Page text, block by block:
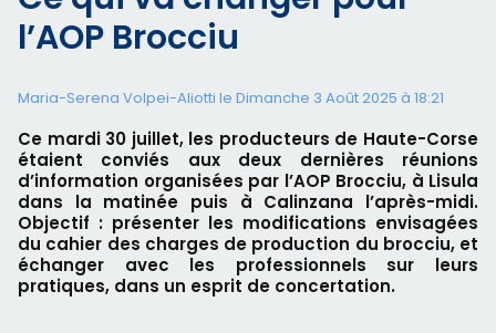
l’AOP Brocciu
Maria-Serena Volpei-Aliotti le Dimanche 3 Août 2025 à 18:21
Ce mardi 30 juillet, les producteurs de Haute-Corse
étaient conviés aux deux dernières réunions
d’information organisées par l’AOP Brocciu, à Lisula
dans la matinée puis à Calinzana l’après-midi.
Objectif : présenter les modifications envisagées
du cahier des charges de production du brocciu, et
échanger avec les professionnels sur leurs
pratiques, dans un esprit de concertation.